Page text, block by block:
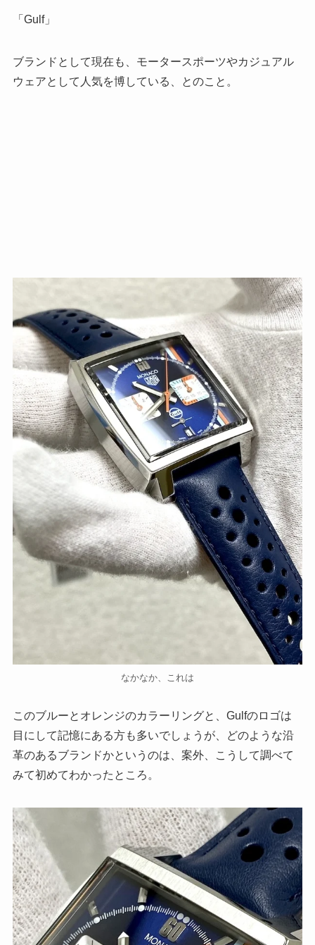
「Gulf」
ブランドとして現在も、モータースポーツやカジュアル
ウェアとして人気を博している、とのこと。
なかなか、これは
このブルーとオレンジのカラーリングと、Gulfのロゴは
目にして記憶にある方も多いでしょうが、どのような沿
革のあるブランドかというのは、案外、こうして調べて
みて初めてわかったところ。